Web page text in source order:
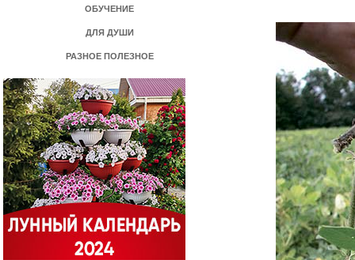
ОБУЧЕНИЕ
ДЛЯ ДУШИ
РАЗНОЕ ПОЛЕЗНОЕ